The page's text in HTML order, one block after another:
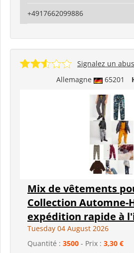
+4917662099886
Allemagne 65201
Signalez un abus
Mix de vêtements
Collection Automne-
expédition rapide à
Tuesday 04 August 2026
Quantité : 3500 - Prix : 3,30 €